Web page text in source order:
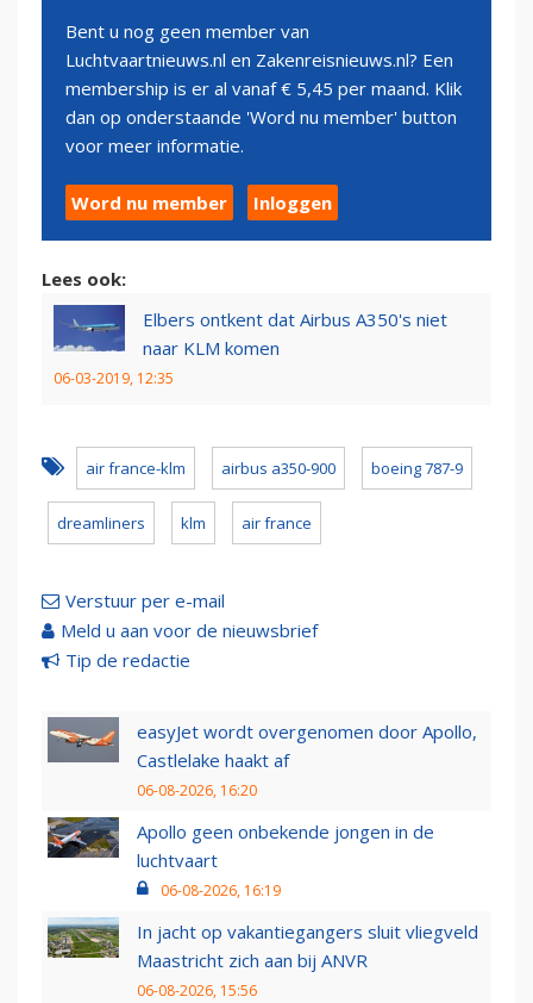
Bent u nog geen member van
Luchtvaartnieuws.nl en Zakenreisnieuws.nl? Een
membership is er al vanaf € 5,45 per maand. Klik
dan op onderstaande 'Word nu member' button
voor meer informatie.
Word nu member Inloggen
Lees ook:
Elbers ontkent dat Airbus A350's niet
naar KLM komen
06-03-2019, 12:35
air france-klm airbus a350-900 boeing 787-9
dreamliners klm air france
Verstuur per e-mail
Meld u aan voor de nieuwsbrief
Tip de redactie
easyJet wordt overgenomen door Apollo,
Castlelake haakt af
06-08-2026, 16:20
Apollo geen onbekende jongen in de
luchtvaart
06-08-2026, 16:19
In jacht op vakantiegangers sluit vliegveld
Maastricht zich aan bij ANVR
06-08-2026, 15:56